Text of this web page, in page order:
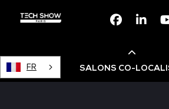
Facebook
FR SALONS CO-